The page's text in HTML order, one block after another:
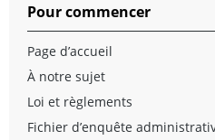
Pour commencer
Page d’accueil
À notre sujet
Loi et règlements
Fichier d’enquête